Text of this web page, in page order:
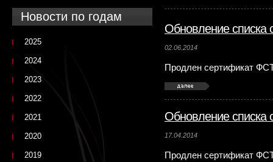
Обновление списка
02.06.2014
Продлен сертификат
Обновление списка
17.04.2014
Продлен сертификат
Новости по годам
2025
2024
2023
2022
2021
2020
2019